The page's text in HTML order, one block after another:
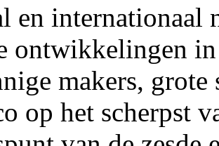
en internationaal
ontwikkelingen
makers, grote
op het scherpst